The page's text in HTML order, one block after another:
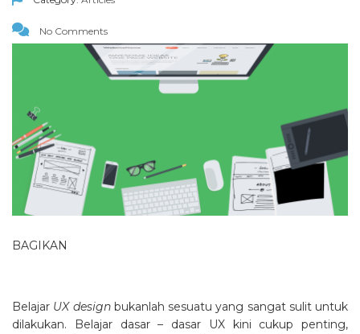
No Comments
BAGIKAN
Belajar UX designbukanlah sesuatu yang sangat sulit untuk
dilakukan. Belajar dasar – dasar UX kini cukup penting,